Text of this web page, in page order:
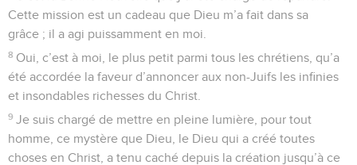
Cette mission est un cadeau que Dieu m’a fait dans sa
grâce ; il a agi puissamment en moi.
8 Oui, c’est à moi, le plus petit parmi tous les chrétiens, qu’a
été accordée la faveur d’annoncer aux non-Juifs les infinies
et insondables richesses du Christ.
9 Je suis chargé de mettre en pleine lumière, pour tout
homme, ce mystère que Dieu, le Dieu qui a créé toutes
choses en Christ, a tenu caché depuis la création jusqu’à ce